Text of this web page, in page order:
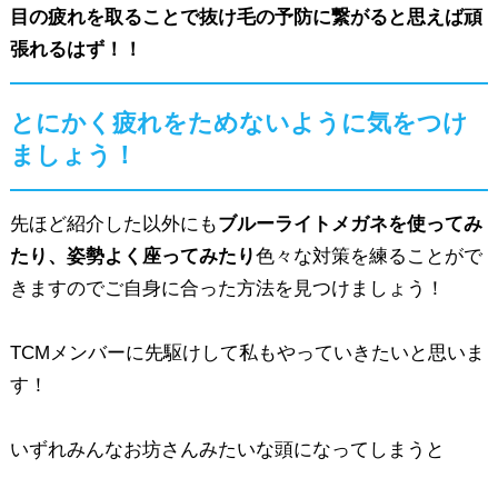
目の疲れを取ることで抜け毛の予防に繋がると思えば頑
張れるはず！！
とにかく疲れをためないように気をつけ
ましょう！
先ほど紹介した以外にもブルーライトメガネを使ってみ
たり、姿勢よく座ってみたり色々な対策を練ることがで
きますのでご自身に合った方法を見つけましょう！
TCMメンバーに先駆けして私もやっていきたいと思いま
す！
いずれみんなお坊さんみたいな頭になってしまうと